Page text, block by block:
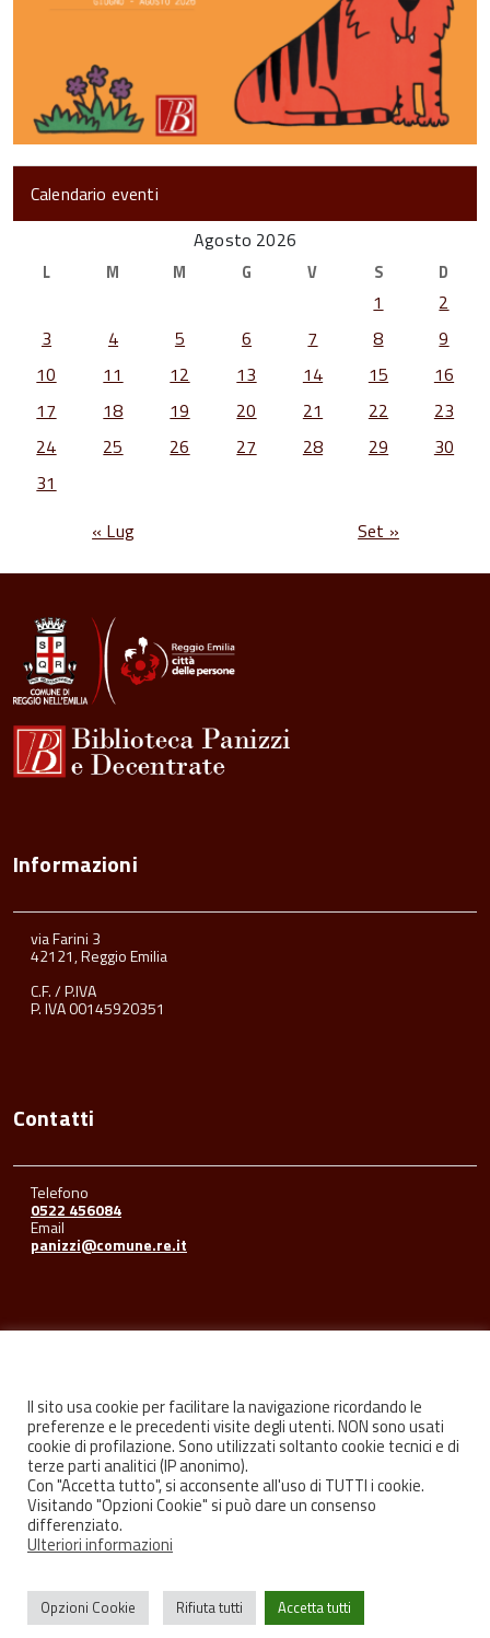
Calendario eventi
Agosto 2026
L M M G V S D
1
2
3
4 5 6 7 8
9
10
11 12 13 14 15
16
17
18 19 20 21 22
23
24
25 26 27 28 29
30
31
« Lug
Set »
Informazioni
via Farini 3
42121, Reggio Emilia
C.F. / P.IVA
P. IVA 00145920351
Contatti
Telefono
0522 456084
Email
panizzi@comune.re.it
FacebookYoutubeInstagram
Privacy Credits
Il sito usa cookie per facilitare la navigazione ricordando le
preferenze e le precedenti visite degli utenti. NON sono usati
cookie di profilazione. Sono utilizzati soltanto cookie tecnici e di
terze parti analitici (IP anonimo).
Con "Accetta tutto", si acconsente all'uso di TUTTI i cookie.
Visitando "Opzioni Cookie" si può dare un consenso
differenziato.
Ulteriori informazioni
Opzioni Cookie Rifiuta tutti Accetta tutti